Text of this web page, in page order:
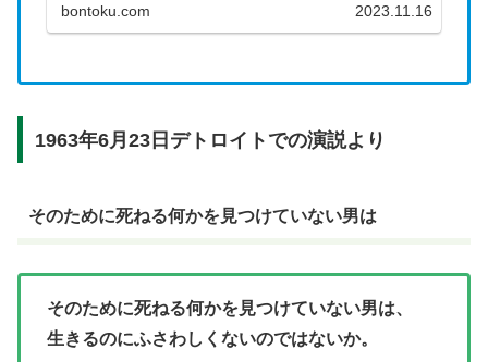
bontoku.com 2023.11.16
1963年6月23日デトロイトでの演説より
そのために死ねる何かを見つけていない男は
そのために死ねる何かを見つけていない男は、
生きるのにふさわしくないのではないか。